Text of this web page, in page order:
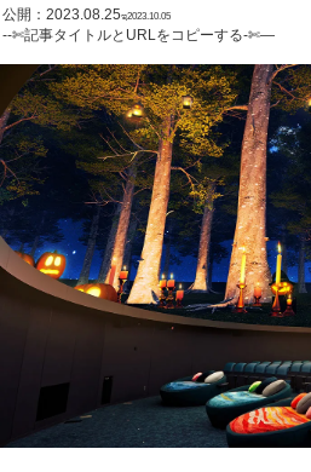
公開：2023.08.25ಇ2023.10.05
--✄記事タイトルとURLをコピーする-✄—